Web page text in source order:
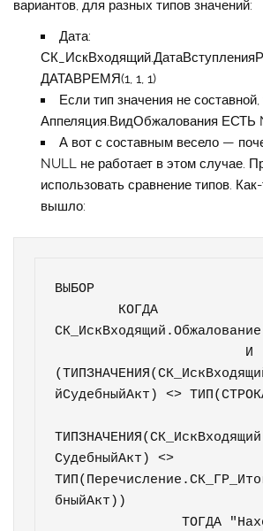
вариантов, для разных типов значений:
Дата:
ДАТАВРЕМЯ(1, 1, 1)
Если тип значения не составной,
Аппеляция.ВидОбжалования ЕСТЬ
А вот с составным весело —
NULL не работает в этом случае.
использовать сравнение типов.
вышло:
ВЫБОР
йСудебныйАкт) <>
СудебныйАкт) <>
бныйАкт))
		ТОГДА "Находится на